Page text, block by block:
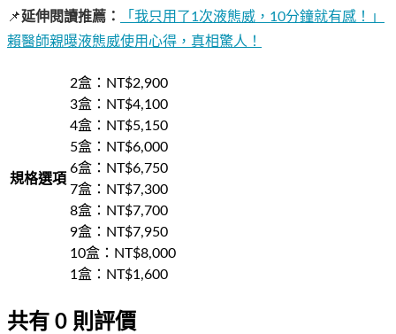
📌延伸閱讀推薦：
「我只用了1次液態威，10分鐘就有感！」
賴醫師親曝液態威使用心得，真相驚人！
規格選項
2盒 ：NT$2,900
3盒 ：NT$4,100
4盒 ：NT$5,150
5盒 ：NT$6,000
6盒 ：NT$6,750
7盒 ：NT$7,300
8盒 ：NT$7,700
9盒 ：NT$7,950
10盒 ：NT$8,000
1盒 ：NT$1,600
共有 0 則評價